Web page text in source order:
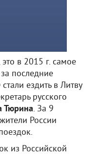
в 2015 г. самое
последние
ездить в Литву
русского
Тюрина. За 9
России
из Российской